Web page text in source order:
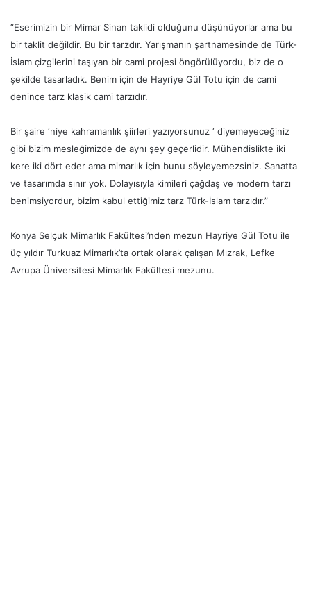
”Eserimizin bir Mimar Sinan taklidi olduğunu düşünüyorlar ama bu
bir taklit değildir. Bu bir tarzdır. Yarışmanın şartnamesinde de Türk-
İslam çizgilerini taşıyan bir cami projesi öngörülüyordu, biz de o
şekilde tasarladık. Benim için de Hayriye Gül Totu için de cami
denince tarz klasik cami tarzıdır.
Bir şaire ‘niye kahramanlık şiirleri yazıyorsunuz ‘ diyemeyeceğiniz
gibi bizim mesleğimizde de aynı şey geçerlidir. Mühendislikte iki
kere iki dört eder ama mimarlık için bunu söyleyemezsiniz. Sanatta
ve tasarımda sınır yok. Dolayısıyla kimileri çağdaş ve modern tarzı
benimsiyordur, bizim kabul ettiğimiz tarz Türk-İslam tarzıdır.”
Konya Selçuk Mimarlık Fakültesi’nden mezun Hayriye Gül Totu ile
üç yıldır Turkuaz Mimarlık’ta ortak olarak çalışan Mızrak, Lefke
Avrupa Üniversitesi Mimarlık Fakültesi mezunu.